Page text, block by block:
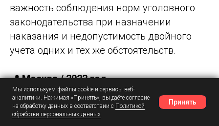
важность соблюдения норм уголовного
законодательства при назначении
наказания и недопустимость двойного
учета одних и тех же обстоятельств.
📍 Москва / 2023 год
🧾 Статья: ч. 2 ст. 135 УК РФ / Приговор:
обвинительный
⚖️ Результат: изменение квалификации,
Мы используем файлы cookie и сервисы веб-
аналитики. Нажимая «Принять», вы даёте согласие
на обработку данных в соответствии с Политикой
обработки персональных данных.
Принять
Наш Telegram Шансы